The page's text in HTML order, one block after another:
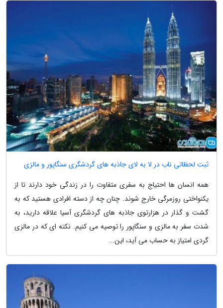
ثبت لحظاتی ناب در لا به لای جاذبه های گردشگری سنگاپور و مالزی
همه انسان ها احتیاج به سفری متفاوت را در زندگی خود دارند تا از
یکنواختی روزمرگی خارج شوند. چنان چه از دسته افرادی هستید که به
گشت و گذار در هزارتوی جاذبه های گردشگری آسیا علاقه دارید، به
شدت سفر به مالزی و سنگاپور را توصیه می کنیم. نکته ای که در مالزی
گردی امتیاز به حساب می آید، این...